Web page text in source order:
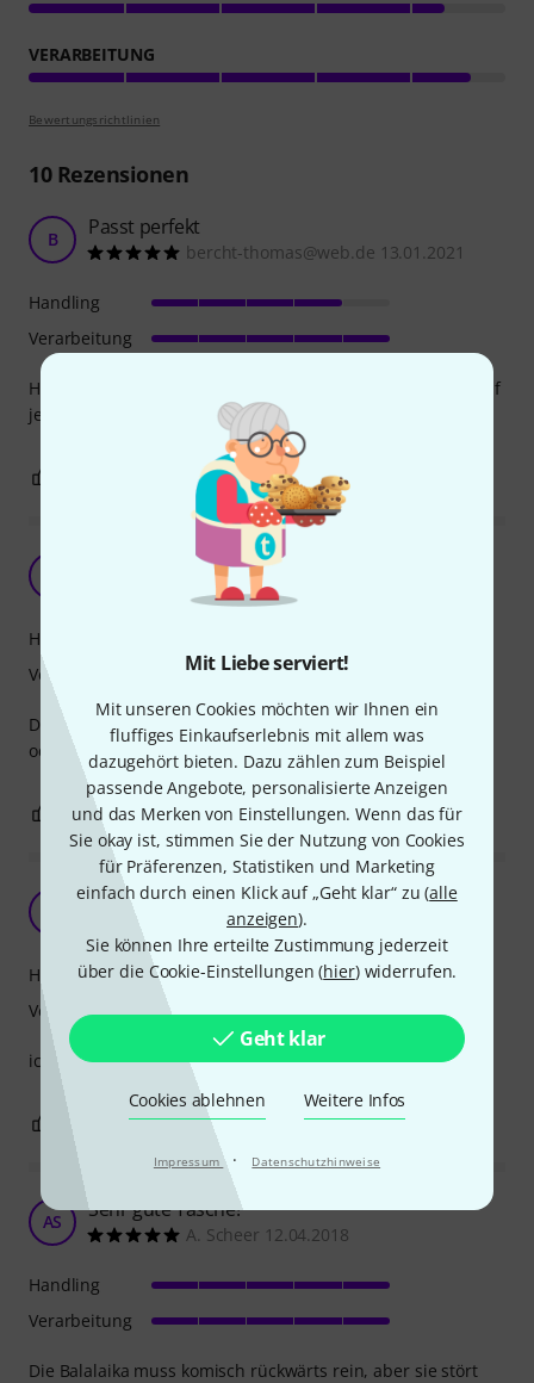
Mit Liebe serviert!
Mit unseren Cookies möchten wir Ihnen ein
fluffiges Einkaufserlebnis mit allem was
dazugehört bieten. Dazu zählen zum Beispiel
passende Angebote, personalisierte Anzeigen
und das Merken von Einstellungen. Wenn das für
Sie okay ist, stimmen Sie der Nutzung von Cookies
für Präferenzen, Statistiken und Marketing
einfach durch einen Klick auf „Geht klar“ zu (alle
anzeigen).
Sie können Ihre erteilte Zustimmung jederzeit
über die Cookie-Einstellungen (hier) widerrufen.
Geht klar
Cookies ablehnen Weitere Infos
Impressum · Datenschutzhinweise
VERARBEITUNG
Bewertungsrichtlinien
10Rezensionen
B Passt perfekt
bercht-thomas@web.de 13.01.2021
Habe gerade eine Balalaika aus Sibirien gekauft. Gigbag auf
jeden Fall zu empfehlen, stabil, gut und passt.
Handling
Verarbeitung
BEWERTUNG MELDEN
Gute Tasche mit zusätzlichem Platz
FGAugs 17.07.2020
Die Tasche ist schön leicht und hat noch Platz für Zubehör
oder auch einem kleinen Notenbuch.
Handling
Verarbeitung
0 BEWERTUNG MELDEN
Ritter RGS3 Balalaika SGL
Eduard Kondratov 08.11.2023
ich bin mit allem sehr zufrieden.
Handling
Verarbeitung
0 BEWERTUNG MELDEN
AS Sehr gute Tasche!
A. Scheer 12.04.2018
Die Balalaika muss komisch rückwärts rein, aber sie stört
Handling
Verarbeitung